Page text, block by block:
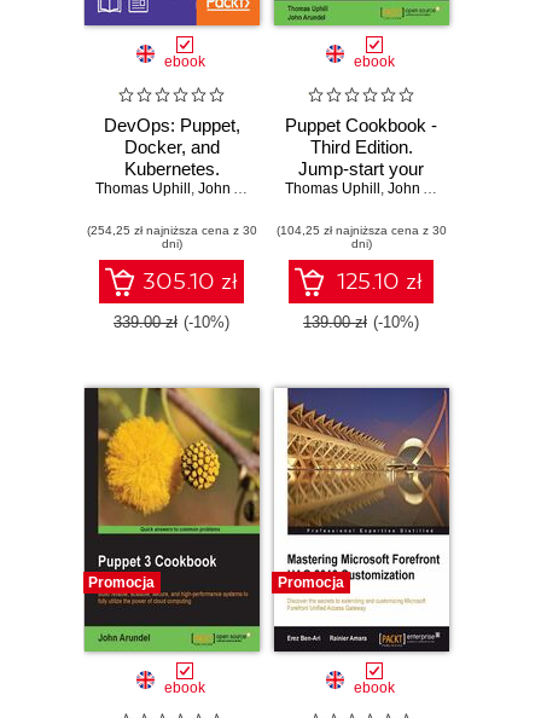
ebook
DevOps: Puppet,
Docker, and
Kubernetes.
Practical recipes to
DevOps with
powerful tools
Thomas Uphill , John Arundel ,Neependra Khare,Hideto Saito
(254,25 zł najniższa cena z 30
dni)
305.10 zł
339.00 zł (-10%)
ebook
Puppet Cookbook -
Third Edition.
Jump-start your
Puppet deployment
practical recipes -
Third Edition
Thomas Uphill , John Arundel
(104,25 zł najniższa cena z 30
dni)
125.10 zł
139.00 zł (-10%)
Promocja
ebook
Promocja
ebook